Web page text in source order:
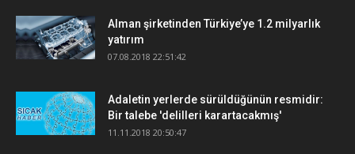
Alman şirketinden Türkiye’ye 1.2 milyarlık
yatırım
07.08.2018 22:51:42
Adaletin yerlerde sürüldüğünün resmidir:
Bir talebe 'delilleri karartacakmış'
11.11.2018 20:50:47